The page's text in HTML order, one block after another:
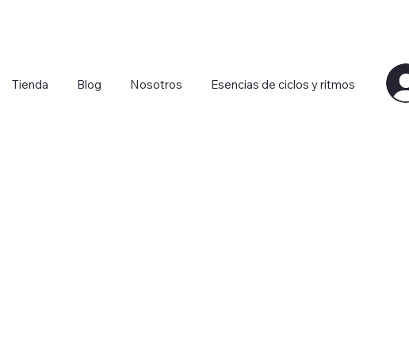
Tienda Blog Nosotros Esencias de ciclos y ritmos